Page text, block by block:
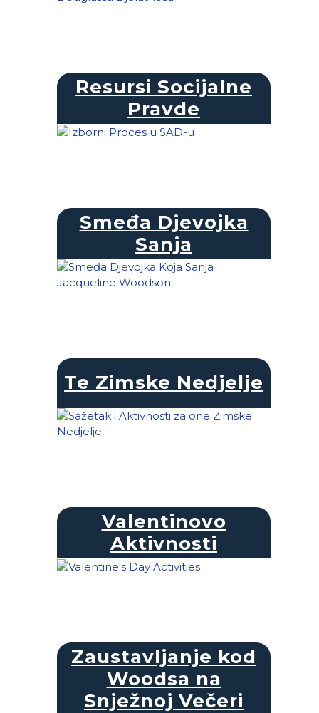
Resursi Socijalne
Pravde
Smeđa Djevojka
Sanja
Te Zimske Nedjelje
Valentinovo
Aktivnosti
Zaustavljanje kod
Woodsa na
Snježnoj Večeri